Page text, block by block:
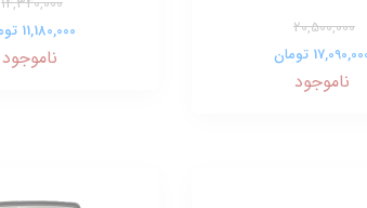
20,500,000
تومان
ناموجود
11,180,000 تومان
ناموجود